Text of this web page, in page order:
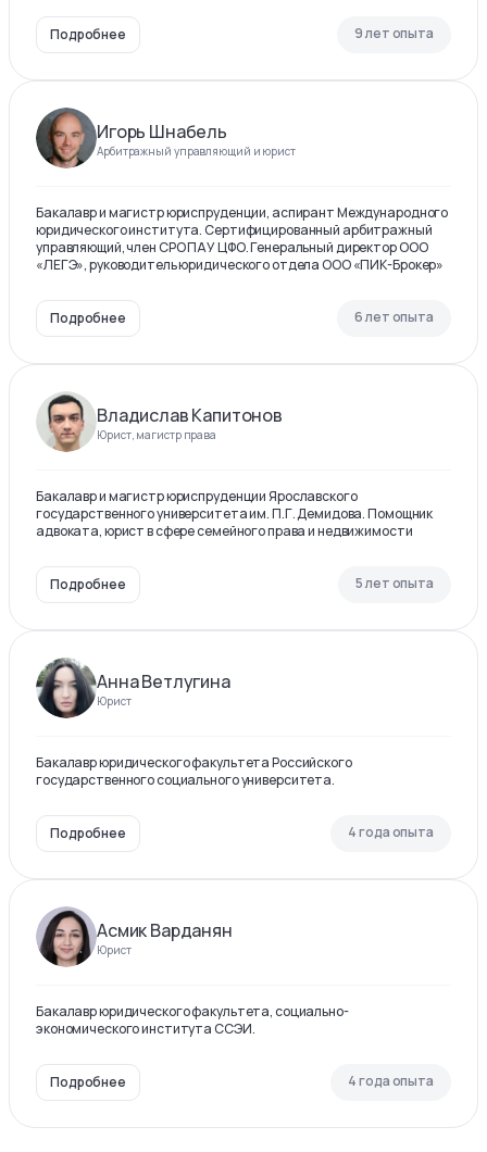
Подробнее 9 лет опыта
Игорь Шнабель
Арбитражный управляющий и юрист
Бакалавр и магистр юриспруденции, аспирант Международного
юридического института. Сертифицированный арбитражный
управляющий, член СРО ПАУ ЦФО. Генеральный директор ООО
«ЛЕГЭ», руководитель юридического отдела ООО «ПИК-Брокер»
Подробнее 6 лет опыта
Владислав Капитонов
Юрист, магистр права
Бакалавр и магистр юриспруденции Ярославского
государственного университета им. П.Г. Демидова. Помощник
адвоката, юрист в сфере семейного права и недвижимости
Подробнее 5 лет опыта
Анна Ветлугина
Юрист
Бакалавр юридического факультета Российского
государственного социального университета.
Подробнее 4 года опыта
Асмик Варданян
Юрист
Бакалавр юридического факультета, социально-
экономического института ССЭИ.
Подробнее 4 года опыта